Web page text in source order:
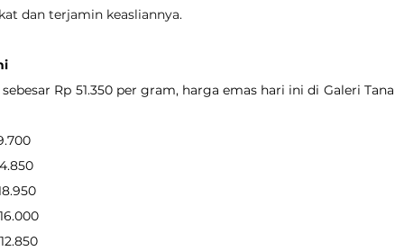
dan terjamin keasliannya.
Rp 51.350 per gram, harga emas hari ini di Galeri